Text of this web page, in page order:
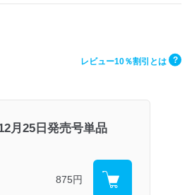
レビュー10％割引とは ?
月25日発売号単品
875円